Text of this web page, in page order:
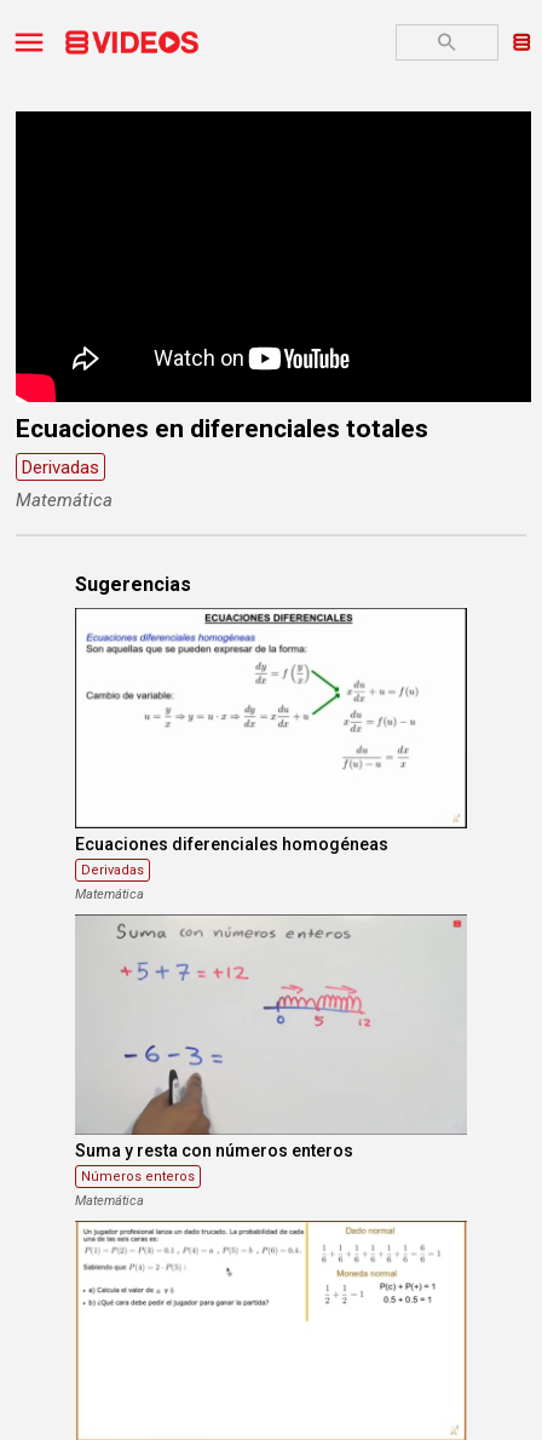
Ecuaciones en diferenciales totales
Derivadas
Matemática
Sugerencias
Ecuaciones diferenciales homogéneas
Derivadas
Matemática
Suma y resta con números enteros
Números enteros
Matemática